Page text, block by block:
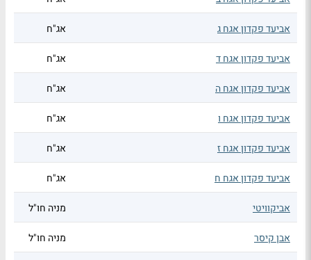
אביעד פקדון אגח ג אג"ח
אביעד פקדון אגח ד אג"ח
אביעד פקדון אגח ה אג"ח
אביעד פקדון אגח ו אג"ח
אביעד פקדון אגח ז אג"ח
אביעד פקדון אגח ח אג"ח
אביקוויטי מניה חו"ל
אבן קיסר מניה חו"ל